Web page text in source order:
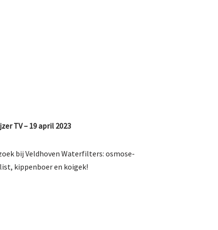
TV – 19 april 2023
bij Veldhoven Waterfilters: osmose-
kippenboer en koigek!